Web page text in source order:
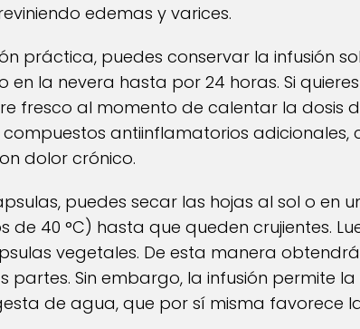
edemas y varices.
práctica, puedes conservar la infusión
en la nevera hasta por 24 horas. Si
fresco al momento de calentar la dosis
antiinflamatorios adicionales,
dolor crónico.
puedes secar las hojas al sol o en
40 °C) hasta que queden crujientes.
vegetales. De esta manera
Sin embargo, la infusión permite
de agua, que por sí misma favorece